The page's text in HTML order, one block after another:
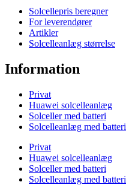
Solcellepris beregner
For leverendører
Artikler
Solcelleanlæg størrelse
Information
Privat
Huawei solcelleanlæg
Solceller med batteri
Solcelleanlæg med batteri
Privat
Huawei solcelleanlæg
Solceller med batteri
Solcelleanlæg med batteri